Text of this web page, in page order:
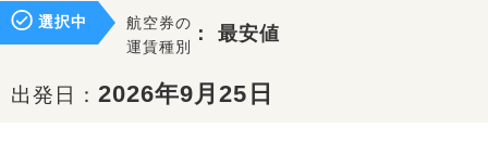
選択中
航空券の
運賃種別
：最安値
出発日： 2026年9月25日